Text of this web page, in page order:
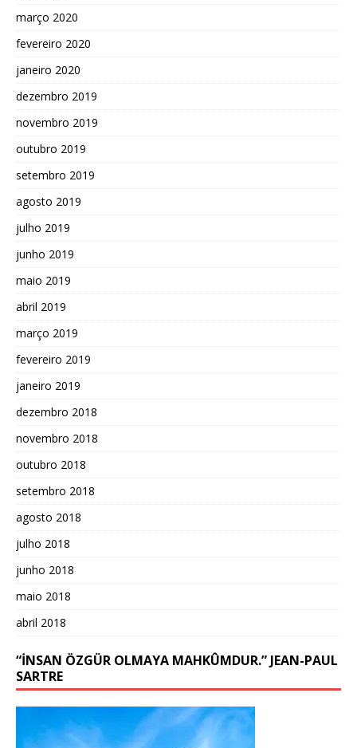
março 2020
fevereiro 2020
janeiro 2020
dezembro 2019
novembro 2019
outubro 2019
setembro 2019
agosto 2019
julho 2019
junho 2019
maio 2019
abril 2019
março 2019
fevereiro 2019
janeiro 2019
dezembro 2018
novembro 2018
outubro 2018
setembro 2018
agosto 2018
julho 2018
junho 2018
maio 2018
abril 2018
“İNSAN ÖZGÜR OLMAYA MAHKÛMDUR.” JEAN-PAUL
SARTRE